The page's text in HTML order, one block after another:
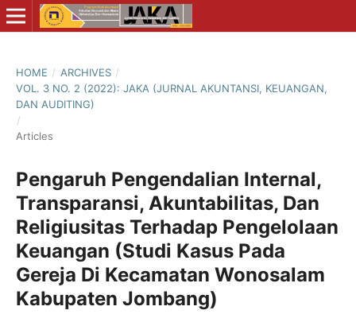
HOME / ARCHIVES /
VOL. 3 NO. 2 (2022): JAKA (JURNAL AKUNTANSI, KEUANGAN,
DAN AUDITING)
/
Articles
Pengaruh Pengendalian Internal,
Transparansi, Akuntabilitas, Dan
Religiusitas Terhadap Pengelolaan
Keuangan (Studi Kasus Pada
Gereja Di Kecamatan Wonosalam
Kabupaten Jombang)